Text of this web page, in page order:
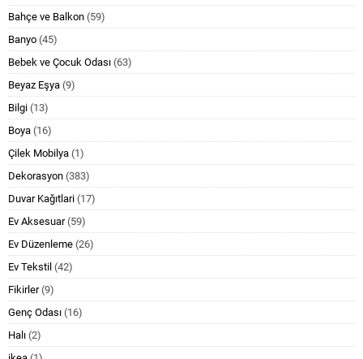
Bahçe ve Balkon (59)
Banyo (45)
Bebek ve Çocuk Odası (63)
Beyaz Eşya (9)
Bilgi (13)
Boya (16)
Çilek Mobilya (1)
Dekorasyon (383)
Duvar Kağıtlari (17)
Ev Aksesuar(59)
Ev Düzenleme (26)
Ev Tekstil (42)
Fikirler(9)
Genç Odası (16)
Halı (2)